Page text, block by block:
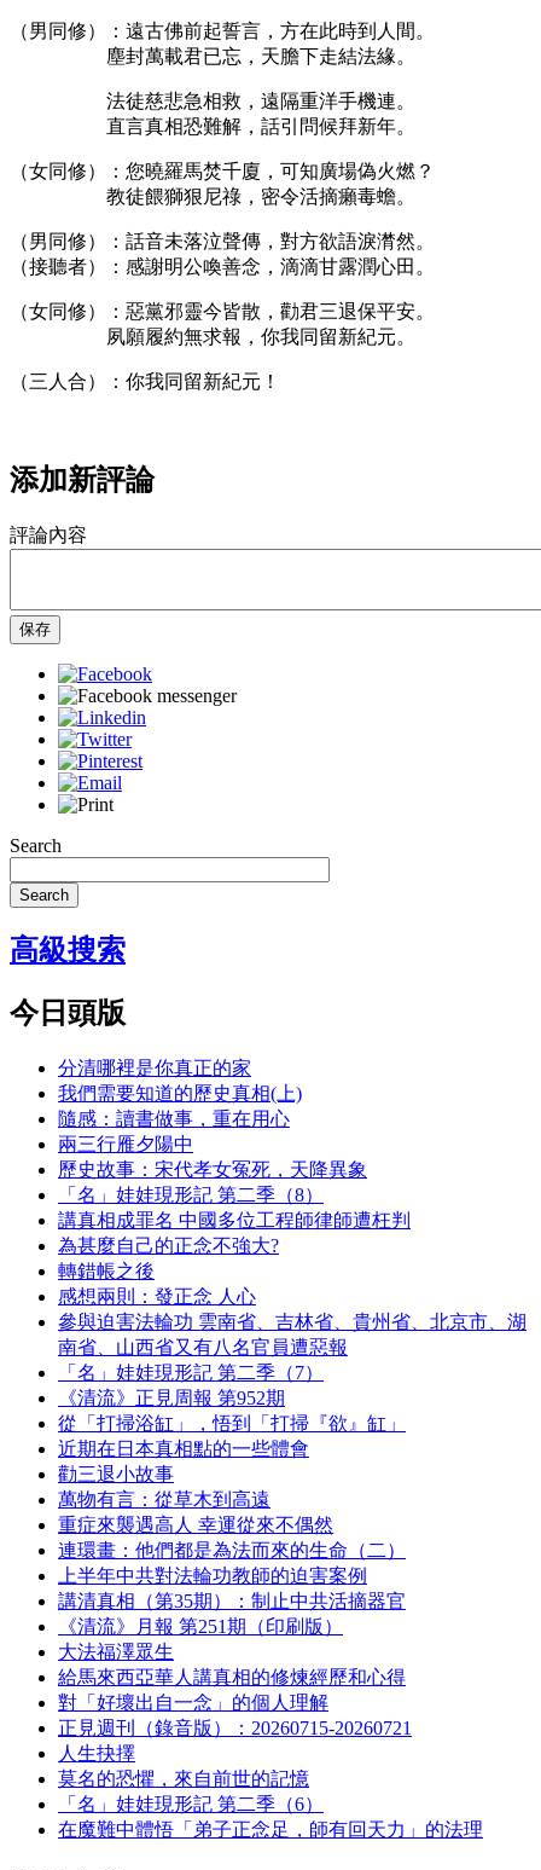
（男同修）：遠古佛前起誓言，方在此時到人間。
塵封萬載君已忘，天膽下走結法緣。
法徒慈悲急相救，遠隔重洋手機連。
直言真相恐難解，話引問候拜新年。
（女同修）：您曉羅馬焚千廈，可知廣場偽火燃？
教徒餵獅狠尼祿，密令活摘癩毒蟾。
（男同修）：話音未落泣聲傳，對方欲語淚潸然。
（接聽者）：感謝明公喚善念，滴滴甘露潤心田。
（女同修）：惡黨邪靈今皆散，勸君三退保平安。
夙願履約無求報，你我同留新紀元。
（三人合）：你我同留新紀元！
添加新評論
評論內容
保存
Search
Search
高級搜索
今日頭版
分清哪裡是你真正的家
我們需要知道的歷史真相(上)
隨感：讀書做事，重在用心
兩三行雁夕陽中
歷史故事：宋代孝女冤死，天降異象
「名」娃娃現形記 第二季（8）
講真相成罪名 中國多位工程師律師遭枉判
為甚麼自己的正念不強大?
轉錯帳之後
感想兩則：發正念 人心
參與迫害法輪功 雲南省、吉林省、貴州省、北京市、湖
南省、山西省又有八名官員遭惡報
「名」娃娃現形記 第二季（7）
《清流》正見周報 第952期
從「打掃浴缸」，悟到「打掃『欲』缸」
近期在日本真相點的一些體會
勸三退小故事
萬物有言：從草木到高遠
重症來襲遇高人 幸運從來不偶然
連環畫：他們都是為法而來的生命（二）
上半年中共對法輪功教師的迫害案例
講清真相（第35期）：制止中共活摘器官
《清流》月報 第251期（印刷版）
大法福澤眾生
給馬來西亞華人講真相的修煉經歷和心得
對「好壞出自一念」的個人理解
正見週刊（錄音版）：20260715-20260721
人生抉擇
莫名的恐懼，來自前世的記憶
「名」娃娃現形記 第二季（6）
在魔難中體悟「弟子正念足，師有回天力」的法理